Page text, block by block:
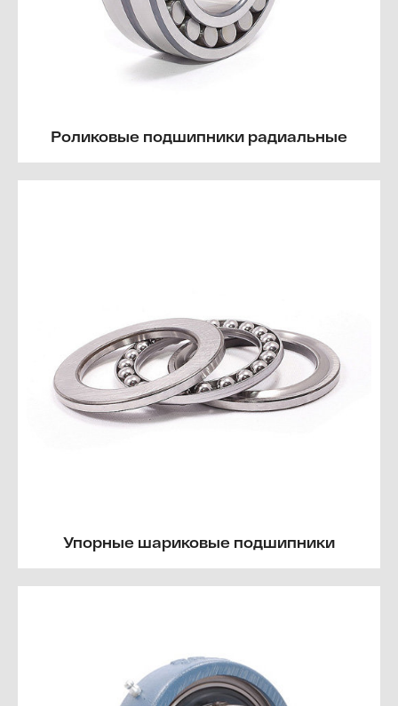
Роликовые подшипники радиальные
Упорные шариковые подшипники